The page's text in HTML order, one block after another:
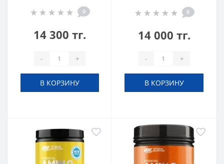
0
14 300 тг.
- +
В КОРЗИНУ
0
14 000 тг.
- +
В КОРЗИНУ